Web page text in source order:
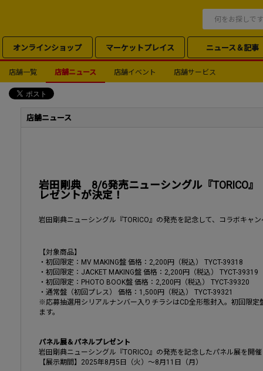
オンラインショップ マーケットプレイス ニュース＆記事
店舗一覧 店舗ニュース 店舗イベント 店舗サービス
店舗ニュース
岩田剛典 8/6発売ニューシングル『TORICO
レゼントが決定！
岩田剛典ニューシングル『TORICO』の発売を記念して、コラボキャ
【対象商品】
・初回限定：MV MAKING盤 価格：2,200円（税込） TYCT-39318
・初回限定：JACKET MAKING盤 価格：2,200円（税込） TYCT-39319
・初回限定：PHOTO BOOK盤 価格：2,200円（税込） TYCT-39320
・通常盤（初回プレス） 価格：1,500円（税込） TYCT-39321
※応募抽選用シリアルナンバー入りチラシはCD全形態封入。初回限
ます。
パネル展＆パネルプレゼント
岩田剛典ニューシングル『TORICO』の発売を記念したパネル展を開
【展示期間】2025年8月5日（火）～8月 11 日（月）